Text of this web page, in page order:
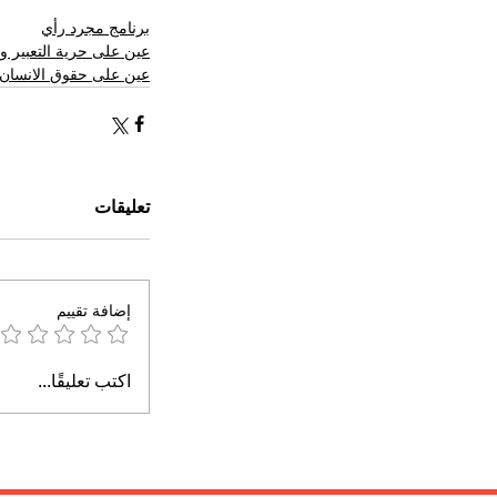
برنامج مجرد رأي
عين على حرية التعبير
عين على حقوق
تعليقات
إضافة تقييم
اكتب تعليقًا...